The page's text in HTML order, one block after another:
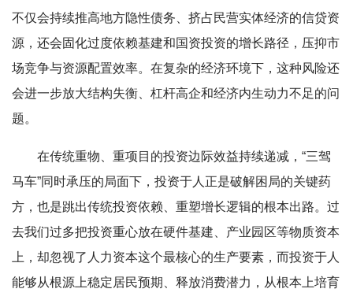
不仅会持续推高地方隐性债务、挤占民营实体经济的信贷资
源，还会固化过度依赖基建和国资投资的增长路径，压抑市
场竞争与资源配置效率。在复杂的经济环境下，这种风险还
会进一步放大结构失衡、杠杆高企和经济内生动力不足的问
题。
在传统重物、重项目的投资边际效益持续递减，“三驾
马车”同时承压的局面下，投资于人正是破解困局的关键药
方，也是跳出传统投资依赖、重塑增长逻辑的根本出路。过
去我们过多把投资重心放在硬件基建、产业园区等物质资本
上，却忽视了人力资本这个最核心的生产要素，而投资于人
能够从根源上稳定居民预期、释放消费潜力，从根本上培育